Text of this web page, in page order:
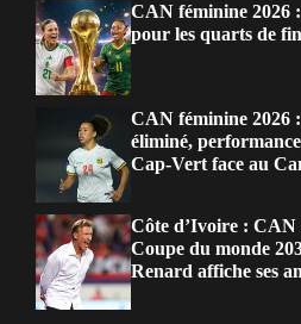
CAN féminine 2026
pour les quarts de
CAN féminine 2026
éliminé,
Cap-Vert face au
Côte d’Ivoire : CAN
Coupe du monde
Renard affiche ses